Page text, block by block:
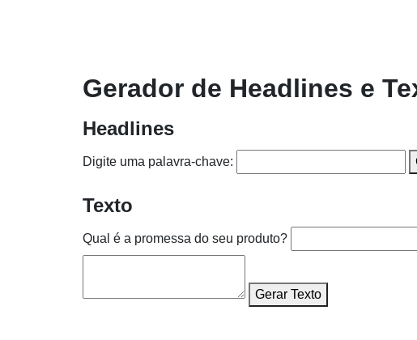
Gerador de Headlines e
Headlines
Digite uma palavra-chave:
Texto
Qual é a promessa do seu produto?
Gerar Texto